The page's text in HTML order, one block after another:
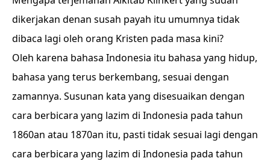
dikerjakan denan susah payah itu umumnya tidak
dibaca lagi oleh orang Kristen pada masa kini?
Oleh karena bahasa Indonesia itu bahasa yang hidup,
bahasa yang terus berkembang, sesuai dengan
zamannya. Susunan kata yang disesuaikan dengan
cara berbicara yang lazim di Indonesia pada tahun
1860an atau 1870an itu, pasti tidak sesuai lagi dengan
cara berbicara yang lazim di Indonesia pada tahun